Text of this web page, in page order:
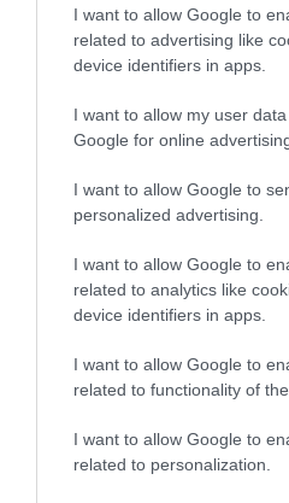
I want to allow Google to
related to advertising like
device identifiers in apps.
I want to allow my user
Google for online
I want to allow Google to
personalized advertising.
I want to allow Google to
related to analytics like
device identifiers in apps.
I want to allow Google to
related to functionality of
I want to allow Google to
related to personalization.
Πετούνιες… Χρώμα παντού σε κήπο